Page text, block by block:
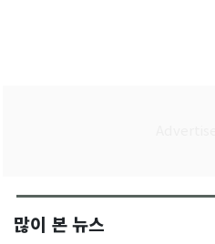
많이 본 뉴스